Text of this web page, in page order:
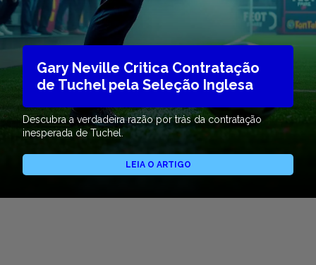
Gary Neville Critica Contratação
de Tuchel pela Seleção Inglesa
Descubra a verdadeira razão por trás da contratação
inesperada de Tuchel.
LEIA O ARTIGO